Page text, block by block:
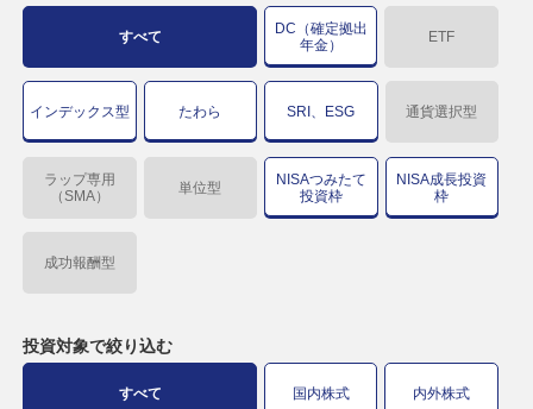
すべて
DC（確定拠出
年金）
ETF
インデックス型 たわら SRI、ESG 通貨選択型
ラップ専用
（SMA）
単位型
NISAつみたて
投資枠
NISA成長投資
枠
成功報酬型
投資対象で絞り込む
すべて 国内株式 内外株式